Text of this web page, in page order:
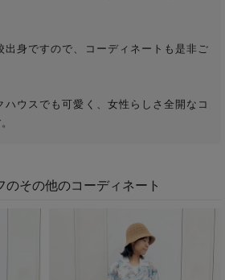
出身ですので、コーディネートも是非ご
ハウスでも可愛く、女性らしさ全開なコ
のその他のコーディネート